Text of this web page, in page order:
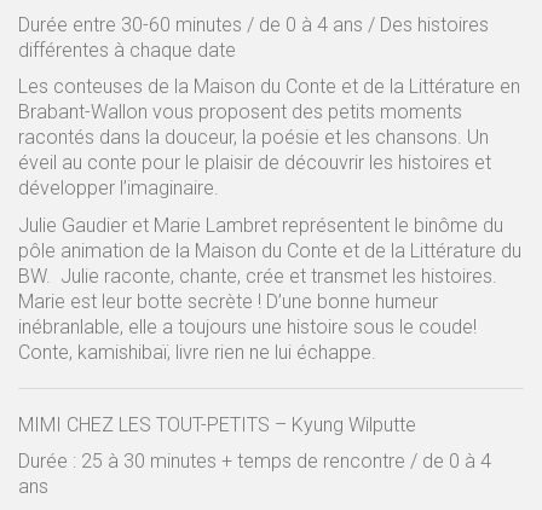
Durée entre 30-60 minutes / de 0 à 4 ans / Des histoires
différentes à chaque date
Les conteuses de la Maison du Conte et de la Littérature en
Brabant-Wallon vous proposent des petits moments
racontés dans la douceur, la poésie et les chansons. Un
éveil au conte pour le plaisir de découvrir les histoires et
développer l’imaginaire.
Julie Gaudier et Marie Lambret représentent le binôme du
pôle animation de la Maison du Conte et de la Littérature du
BW. Julie raconte, chante, crée et transmet les histoires.
Marie est leur botte secrète ! D’une bonne humeur
inébranlable, elle a toujours une histoire sous le coude!
Conte, kamishibaï, livre rien ne lui échappe.
MIMI CHEZ LES TOUT-PETITS – Kyung Wilputte
Durée : 25 à 30 minutes + temps de rencontre / de 0 à 4
ans